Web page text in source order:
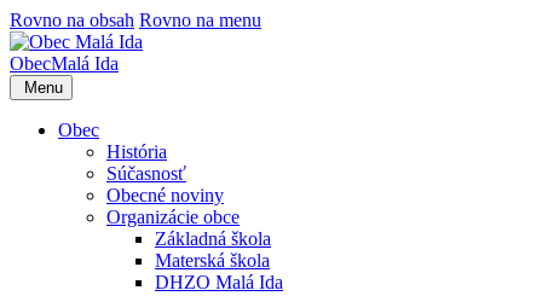
Rovno na obsah Rovno na menu
ObecMalá Ida
Menu
Obec
História
Súčasnosť
Obecné noviny
Organizácie obce
Základná škola
Materská škola
DHZO Malá Ida